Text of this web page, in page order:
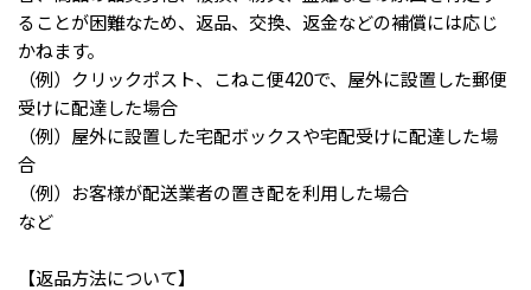
ることが困難なため、返品、交換、返金などの補償には応じ
かねます。
（例）クリックポスト、こねこ便420で、屋外に設置した郵便
受けに配達した場合
（例）屋外に設置した宅配ボックスや宅配受けに配達した場
合
（例）お客様が配送業者の置き配を利用した場合
など
【返品方法について】